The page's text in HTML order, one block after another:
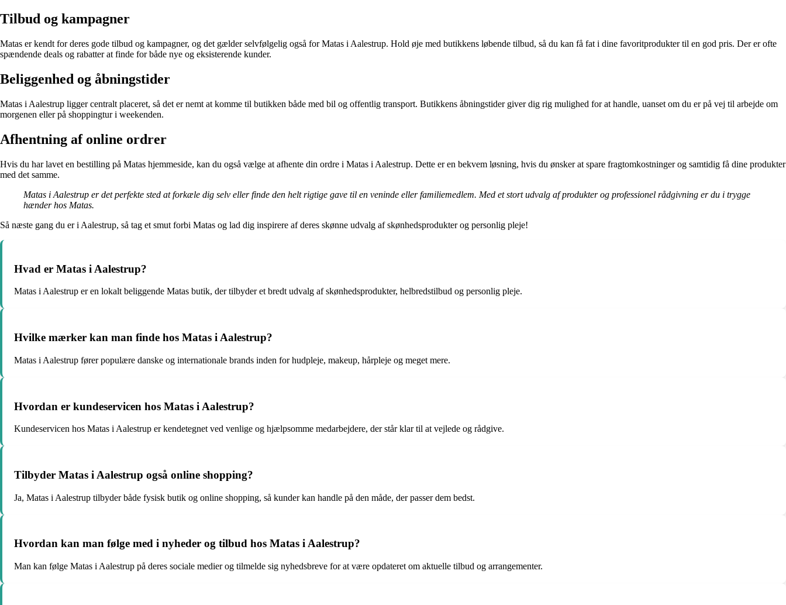
Tilbud og kampagner
Matas er kendt for deres gode tilbud og kampagner, og det gælder selvfølgelig også for Matas i Aalestrup. Hold øje med butikkens løbende tilbud, så du kan få fat i dine favoritprodukter til en god pris. Der er ofte
spændende deals og rabatter at finde for både nye og eksisterende kunder.
Beliggenhed og åbningstider
Matas i Aalestrup ligger centralt placeret, så det er nemt at komme til butikken både med bil og offentlig transport. Butikkens åbningstider giver dig rig mulighed for at handle, uanset om du er på vej til arbejde om
morgenen eller på shoppingtur i weekenden.
Afhentning af online ordrer
Hvis du har lavet en bestilling på Matas hjemmeside, kan du også vælge at afhente din ordre i Matas i Aalestrup. Dette er en bekvem løsning, hvis du ønsker at spare fragtomkostninger og samtidig få dine produkter
med det samme.
Matas i Aalestrup er det perfekte sted at forkæle dig selv eller finde den helt rigtige gave til en veninde eller familiemedlem. Med et stort udvalg af produkter og professionel rådgivning er du i trygge
hænder hos Matas.
Så næste gang du er i Aalestrup, så tag et smut forbi Matas og lad dig inspirere af deres skønne udvalg af skønhedsprodukter og personlig pleje!
Hvad er Matas i Aalestrup?
Matas i Aalestrup er en lokalt beliggende Matas butik, der tilbyder et bredt udvalg af skønhedsprodukter, helbredstilbud og personlig pleje.
Hvilke mærker kan man finde hos Matas i Aalestrup?
Matas i Aalestrup fører populære danske og internationale brands inden for hudpleje, makeup, hårpleje og meget mere.
Hvordan er kundeservicen hos Matas i Aalestrup?
Kundeservicen hos Matas i Aalestrup er kendetegnet ved venlige og hjælpsomme medarbejdere, der står klar til at vejlede og rådgive.
Tilbyder Matas i Aalestrup også online shopping?
Ja, Matas i Aalestrup tilbyder både fysisk butik og online shopping, så kunder kan handle på den måde, der passer dem bedst.
Hvordan kan man følge med i nyheder og tilbud hos Matas i Aalestrup?
Man kan følge Matas i Aalestrup på deres sociale medier og tilmelde sig nyhedsbreve for at være opdateret om aktuelle tilbud og arrangementer.